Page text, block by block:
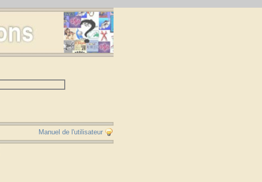
Manuel de l'utilisateur